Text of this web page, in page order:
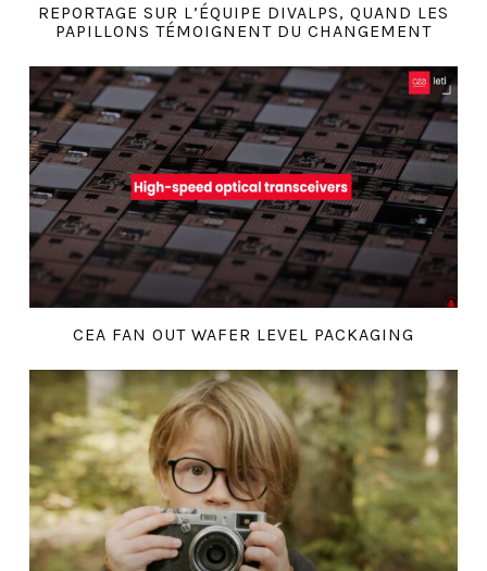
REPORTAGE SUR L’ÉQUIPE DIVALPS, QUAND LES
PAPILLONS TÉMOIGNENT DU CHANGEMENT
CEA FAN OUT WAFER LEVEL PACKAGING